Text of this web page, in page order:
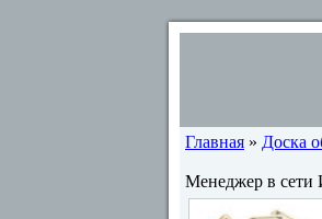
Главная » Доска
Менеджер в сети